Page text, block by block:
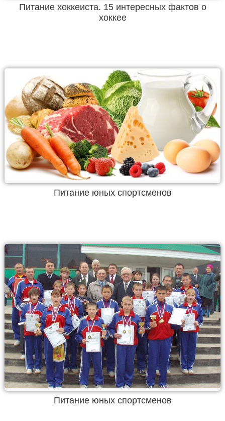
Питание хоккеиста. 15 интересных фактов о
хоккее
Питание юных спортсменов
Питание юных спортсменов